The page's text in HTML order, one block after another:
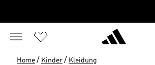
Home / Kinder / Kleidung